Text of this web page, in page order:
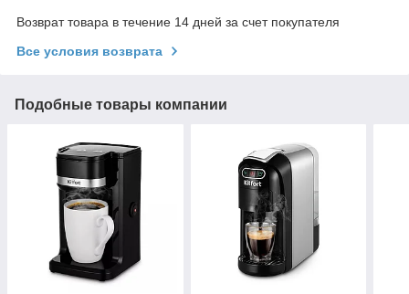
Возврат товара в течение 14 дней за счет покупателя
Все условия возврата
Подобные товары компании